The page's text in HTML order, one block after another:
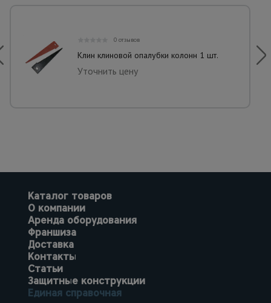
0 отзывов
Клин клиновой опалубки колонн 1 шт.
Уточнить цену
Каталог товаров
О компании
Аренда оборудования
Франшиза
Доставка
Контакты
Статьи
Защитные конструкции
Единая справочная